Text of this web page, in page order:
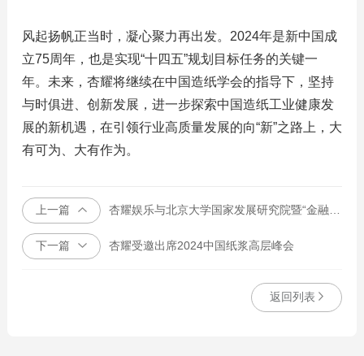
风起扬帆正当时，凝心聚力再出发。2024年是新中国成
立75周年，也是实现“十四五”规划目标任务的关键一
年。未来，杏耀将继续在中国造纸学会的指导下，坚持
与时俱进、创新发展，进一步探索中国造纸工业健康发
展的新机遇，在引领行业高质量发展的向“新”之路上，大
有可为、大有作为。
上一篇 杏耀娱乐与北京大学国家发展研究院暨“金融强国建设”研究项目签约仪式顺利举行
下一篇 杏耀受邀出席2024中国纸浆高层峰会
返回列表